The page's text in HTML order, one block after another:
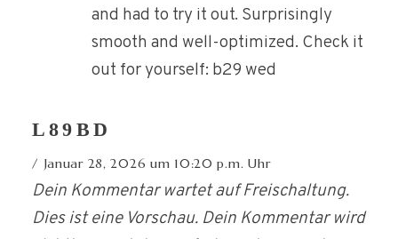
and had to try it out. Surprisingly
smooth and well-optimized. Check it
out for yourself: b29 wed
L89BD
Januar 28, 2026 um 10:20 p.m. Uhr
Dein Kommentar wartet auf Freischaltung.
Dies ist eine Vorschau. Dein Kommentar wird